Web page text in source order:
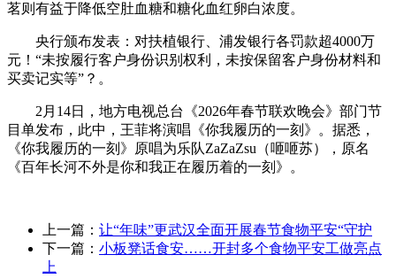
茗则有益于降低空肚血糖和糖化血红卵白浓度。
央行颁布发表：对扶植银行、浦发银行各罚款超4000万
元！“未按履行客户身份识别权利，未按保留客户身份材料和
买卖记实等”？。
2月14日，地方电视总台《2026年春节联欢晚会》部门节
目单发布，此中，王菲将演唱《你我履历的一刻》。据悉，
《你我履历的一刻》原唱为乐队ZaZaZsu（咂咂苏），原名
《百年长河不外是你和我正在履历着的一刻》。
上一篇： 让“年味”更武汉全面开展春节食物平安“守护
下一篇： 小板凳话食安……开封多个食物平安工做亮点
上